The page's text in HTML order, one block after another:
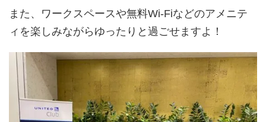
また、ワークスペースや無料Wi-Fiなどのアメニテ
ィを楽しみながらゆったりと過ごせますよ！